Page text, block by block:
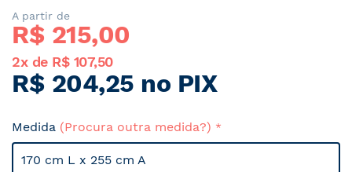
de
imagens
A partir de
R$ 215,00
2x de R$ 107,50
R$ 204,25 no PIX
Medida (Procura outra medida?)
170 cm L x 255 cm A